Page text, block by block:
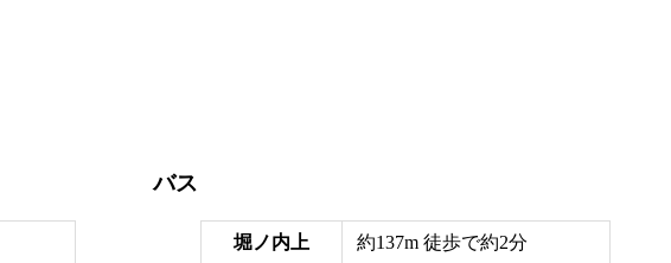
バス
堀ノ内上 約137m 徒歩で約2分